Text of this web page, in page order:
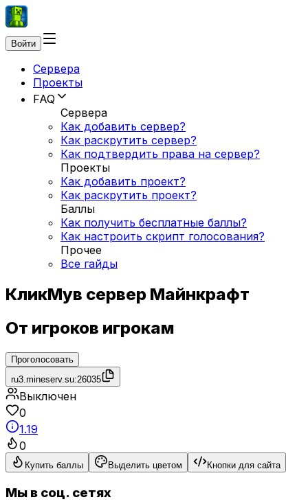
Войти
Сервера
Проекты
FAQ
Сервера
Как добавить сервер?
Как раскрутить сервер?
Как подтвердить права на сервер?
Проекты
Как добавить проект?
Как раскрутить проект?
Баллы
Как получить бесплатные баллы?
Как настроить скрипт голосования?
Прочее
Все гайды
КликМув сервер Майнкрафт
От игроков игрокам
Проголосовать
ru3.mineserv.su:26035
Выключен
0
1.19
0
Купить баллы Выделить цветом Кнопки для сайта
Мы в соц. сетях